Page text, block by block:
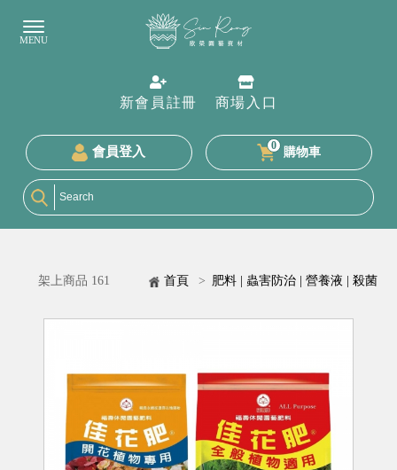
新會員註冊 商場入口
會員登入 0 購物車
架上商品 161 首頁 > 肥料 | 蟲害防治 | 營養液 | 殺菌